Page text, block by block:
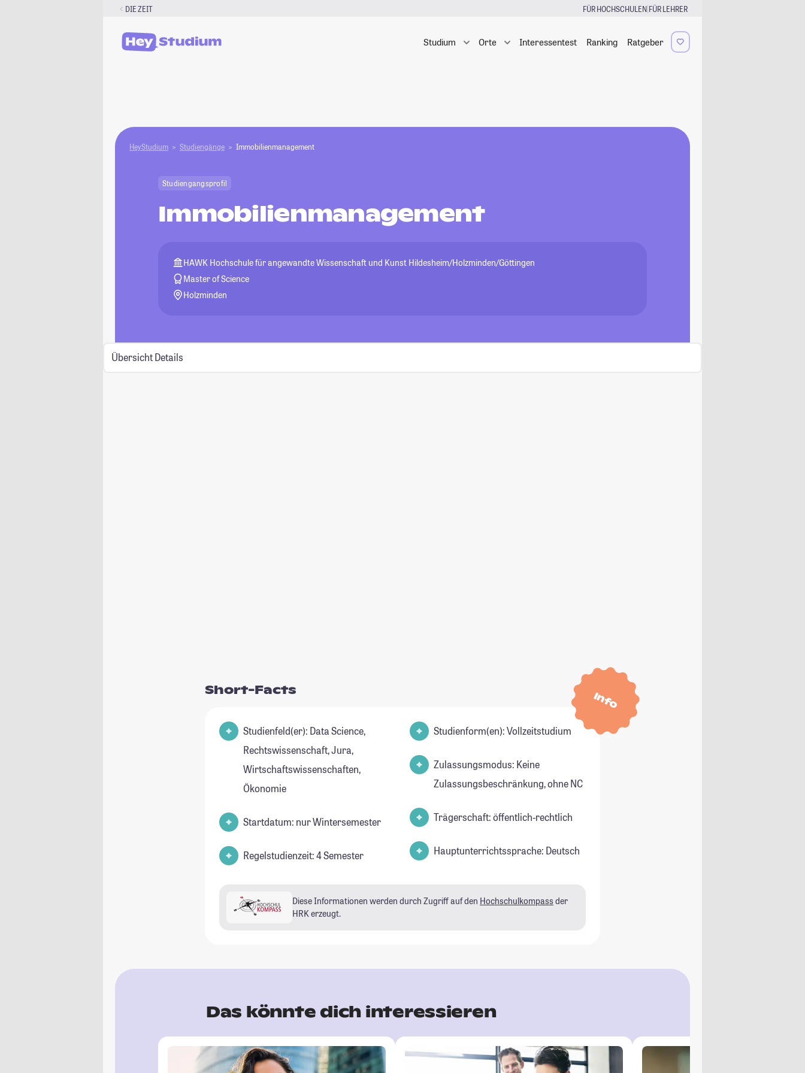
DIE ZEIT FÜR HOCHSCHULEN|FÜR LEHRER
Studium Orte Interessentest Ranking Ratgeber
HeyStudium Studiengänge Immobilienmanagement
Studiengangsprofil
Immobilienmanagement
HAWK Hochschule für angewandte Wissenschaft und Kunst Hildesheim/Holzminden/Göttingen
Master of Science
Holzminden
Übersicht Details
Info
Short-Facts
Studienfeld(er): Data Science,
Rechtswissenschaft, Jura,
Wirtschaftswissenschaften,
Ökonomie
Startdatum: nur Wintersemester
Regelstudienzeit: 4 Semester
Studienform(en): Vollzeitstudium
Zulassungsmodus: Keine
Zulassungsbeschränkung, ohne NC
Trägerschaft: öffentlich-rechtlich
Hauptunterrichtssprache: Deutsch
Diese Informationen werden durch Zugriff auf den Hochschulkompass der
HRK erzeugt.
Das könnte dich interessieren